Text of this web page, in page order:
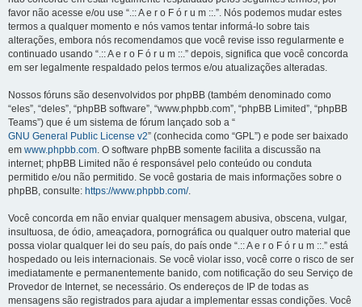
favor não acesse e/ou use “.:: A e r o F ó r u m ::.”. Nós podemos mudar estes
termos a qualquer momento e nós vamos tentar informá-lo sobre tais
alterações, embora nós recomendamos que você revise isso regularmente e
continuado usando “.:: A e r o F ó r u m ::.” depois, significa que você concorda
em ser legalmente respaldado pelos termos e/ou atualizações alteradas.
Nossos fóruns são desenvolvidos por phpBB (também denominado como
“eles”, “deles”, “phpBB software”, “www.phpbb.com”, “phpBB Limited”, “phpBB
Teams”) que é um sistema de fórum lançado sob a “
GNU General Public License v2” (conhecida como “GPL”) e pode ser baixado
em www.phpbb.com. O software phpBB somente facilita a discussão na
internet; phpBB Limited não é responsável pelo conteúdo ou conduta
permitido e/ou não permitido. Se você gostaria de mais informações sobre o
phpBB, consulte: https://www.phpbb.com/.
Você concorda em não enviar qualquer mensagem abusiva, obscena, vulgar,
insultuosa, de ódio, ameaçadora, pornográfica ou qualquer outro material que
possa violar qualquer lei do seu país, do país onde “.:: A e r o F ó r u m ::.” está
hospedado ou leis internacionais. Se você violar isso, você corre o risco de ser
imediatamente e permanentemente banido, com notificação do seu Serviço de
Provedor de Internet, se necessário. Os endereços de IP de todas as
mensagens são registrados para ajudar a implementar essas condições. Você